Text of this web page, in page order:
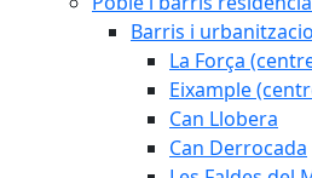
Barris i
La Força
Eixample
Can Llobera
Can Derrocada